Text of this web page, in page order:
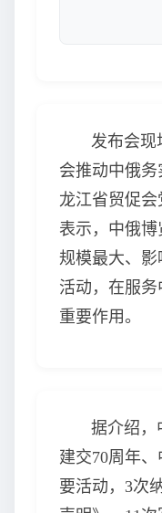
发布会现
会推动中俄
龙江省贸促
表示，中俄博
规模最大、
活动，在服
重要作用。
据介绍，
建交70周年
要活动，3次